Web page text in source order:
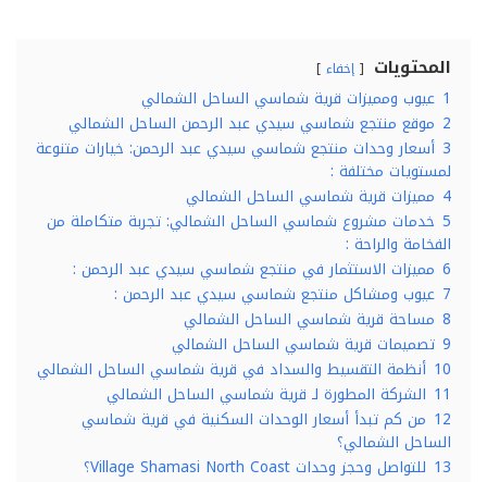
المحتويات إخفاء
1 عيوب ومميزات قرية شماسي الساحل الشمالي
2 موقع منتجع شماسي سيدي عبد الرحمن الساحل الشمالي
3 أسعار وحدات منتجع شماسي سيدي عبد الرحمن: خيارات متنوعة
لمستويات مختلفة :
4 مميزات قرية شماسي الساحل الشمالي
5 خدمات مشروع شماسي الساحل الشمالي: تجربة متكاملة من
الفخامة والراحة :
6 مميزات الاستثمار في منتجع شماسي سيدي عبد الرحمن :
7 عيوب ومشاكل منتجع شماسي سيدي عبد الرحمن :
8 مساحة قرية شماسي الساحل الشمالي
9 تصميمات قرية شماسي الساحل الشمالي
10 أنظمة التقسيط والسداد في قرية شماسي الساحل الشمالي
11 الشركة المطورة لـ قرية شماسي الساحل الشمالي
12 من كم تبدأ أسعار الوحدات السكنية في قرية شماسي
الساحل الشمالي؟
13 للتواصل وحجز وحدات Village Shamasi North Coast؟